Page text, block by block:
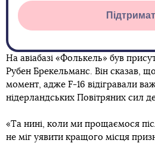
На авіабазі «Фолькель» був
Рубен Брекельманс. Він сказав,
момент, адже F-16 відігравали
нідерландських Повітряних сил
«Та нині, коли ми прощаємося
не міг уявити кращого місця